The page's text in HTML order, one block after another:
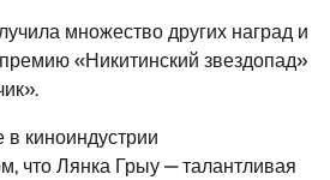
множество других наград и
«Никитинский звездопад»
киноиндустрии
что Лянка Грыу — талантливая